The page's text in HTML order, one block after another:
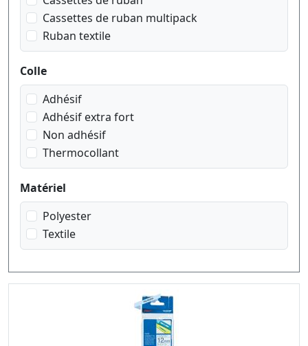
Cassettes de ruban multipack
Ruban textile
Colle
Adhésif
Adhésif extra fort
Non adhésif
Thermocollant
Matériel
Polyester
Textile